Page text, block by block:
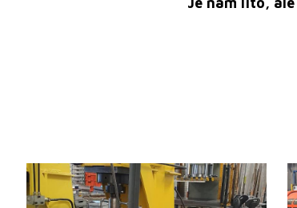
Rok výroby:
2005
Jmenovitá tvářecí síla lisu
28 t